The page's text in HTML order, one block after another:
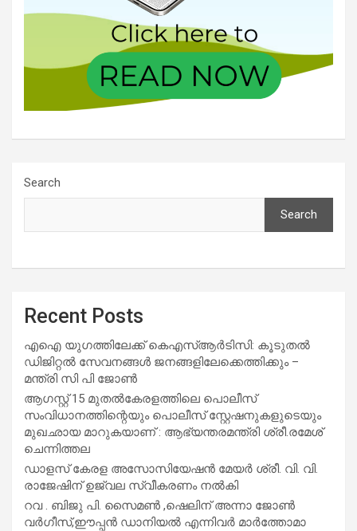
Search
Search
Recent Posts
എഐ യുഗത്തിലേക്ക് കെഎസ്ആർടിസി: കൂടുതൽ
ഡിജിറ്റൽ സേവനങ്ങൾ ജനങ്ങളിലേക്കെത്തിക്കും –
മന്ത്രി സി പി ജോൺ
ആഗസ്റ്റ് 15 മുതല്‍കേരളത്തിലെ പൊലീസ്
സംവിധാനത്തിന്റെയും പൊലീസ് സ്റ്റേഷനുകളുടെയും
മുഖഛായ മാറുകയാണ് : ആഭ്യന്തരമന്ത്രി ശ്രീ.രമേശ്
ചെന്നിത്തല
ഡാളസ് കേരള അസോസിയേഷൻ മേയർ ശ്രീ. വി. വി.
രാജേഷിന് ഉജ്വല സ്വീകരണം നൽകി
റവ . ബിജു പി. സൈമൺ ,ഷെലിന് അന്നാ ജോൺ
വർഗീസ്,ഈപ്പൻ ഡാനിയൽ എന്നിവർ മാർത്തോമാ